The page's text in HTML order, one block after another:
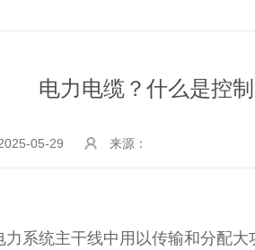
电力电缆？什么是控
05-29 来源：
力系统主干线中用以传输和分配